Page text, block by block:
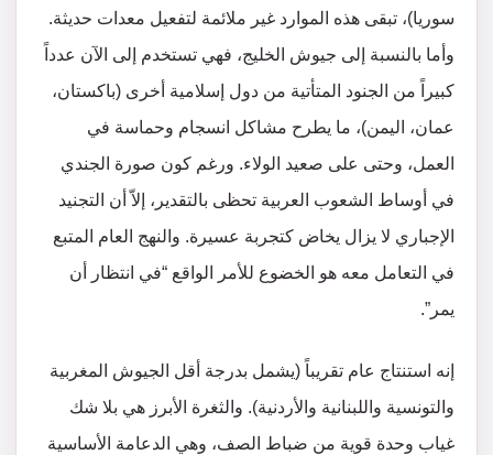
سوريا)، تبقى هذه الموارد غير ملائمة لتفعيل معدات حديثة.
وأما بالنسبة إلى جيوش الخليج، فهي تستخدم إلى الآن عدداً
كبيراً من الجنود المتأتية من دول إسلامية أخرى (باكستان،
عمان، اليمن)، ما يطرح مشاكل انسجام وحماسة في
العمل، وحتى على صعيد الولاء. ورغم كون صورة الجندي
في أوساط الشعوب العربية تحظى بالتقدير، إلاّ أن التجنيد
الإجباري لا يزال يخاض كتجربة عسيرة. والنهج العام المتبع
في التعامل معه هو الخضوع للأمر الواقع “في انتظار أن
يمر”.
إنه استنتاج عام تقريباً (يشمل بدرجة أقل الجيوش المغربية
والتونسية واللبنانية والأردنية). والثغرة الأبرز هي بلا شك
غياب وحدة قوية من ضباط الصف، وهي الدعامة الأساسية